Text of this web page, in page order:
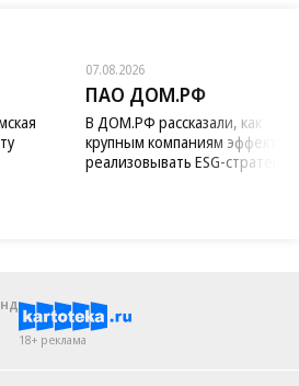
07.08.2026
ПАО ДОМ.РФ
В ДОМ.РФ рассказали, как
крупным компаниям
реализовывать ESG-стратегию
18+ реклама